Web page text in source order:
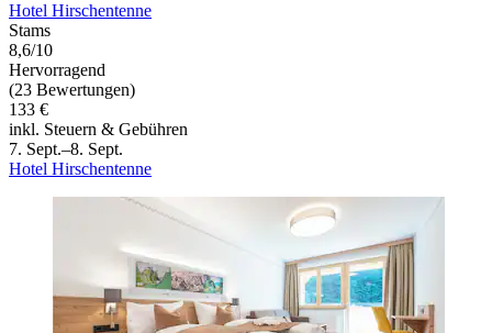
Hotel Hirschentenne
Stams
8,6/10
Hervorragend
(23 Bewertungen)
133 €
inkl. Steuern & Gebühren
7. Sept.–8. Sept.
Hotel Hirschentenne